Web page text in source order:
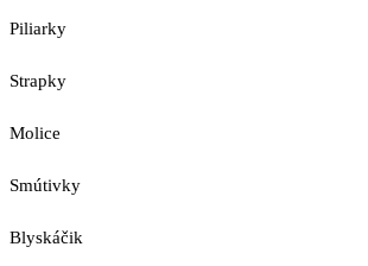
Piliarky
Strapky
Molice
Smútivky
Blyskáčik